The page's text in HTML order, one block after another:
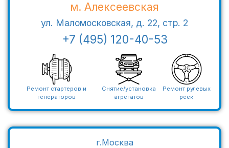
м. Алексеевская
ул. Маломосковская, д. 22, стр. 2
+7 (495) 120-40-53
Ремонт стартеров и
генераторов
Снятие/установка
агрегатов
Ремонт рулевых
реек
г.Москва